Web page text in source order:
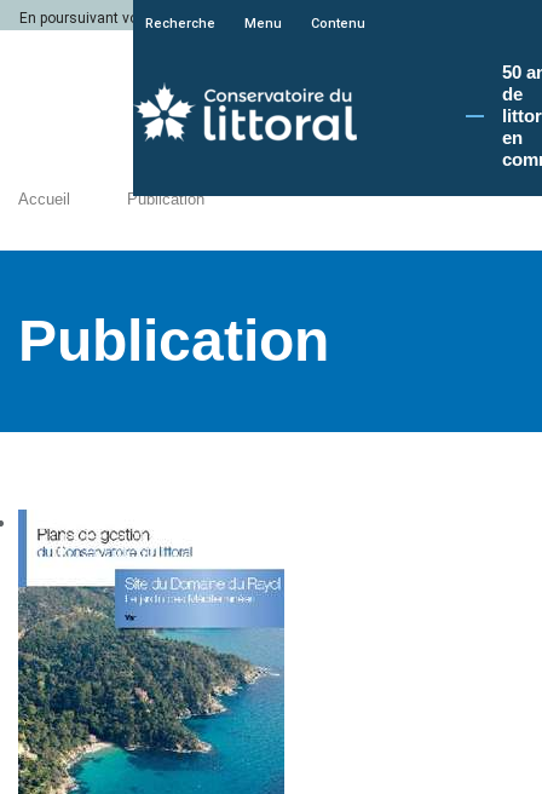
En poursuivant votre navigation sur le site du Conservatoire du littoral, vous
Recherche Menu Contenu
50
de
en
Accueil Publication
Publication